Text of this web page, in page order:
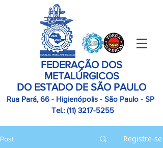
FEDERAÇÃO DOS
METALÚRGICOS
DO ESTADO DE SÃO PAULO
Rua Pará, 66 - Higienópolis - São Paulo - SP
Tel.: (11) 3217-5255
Post Registre-se